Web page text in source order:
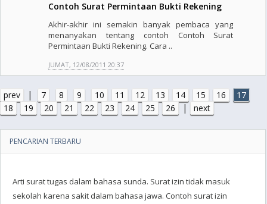
Contoh Surat Permintaan Bukti Rekening
Akhir-akhir ini semakin banyak pembaca yang
menanyakan tentang contoh Contoh Surat
Permintaan Bukti Rekening. Cara ..
JUMAT, 12/08/2011 20:37
prev | 7 8 9 10 11 12 13 14 15 16
17
18
19 20 21 22 23 24 25 26 | next
PENCARIAN TERBARU
Arti surat tugas dalam bahasa sunda. Surat izin tidak masuk
sekolah karena sakit dalam bahasa jawa. Contoh surat izin